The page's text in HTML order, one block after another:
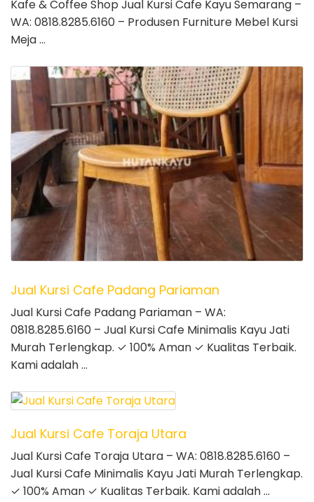
Kafe & Coffee Shop Jual Kursi Cafe Kayu Semarang –
WA: 0818.8285.6160 – Produsen Furniture Mebel Kursi
Meja …
Jual Kursi Cafe Padang Pariaman
Jual Kursi Cafe Padang Pariaman – WA:
0818.8285.6160 – Jual Kursi Cafe Minimalis Kayu Jati
Murah Terlengkap. ✓ 100% Aman ✓ Kualitas Terbaik.
Kami adalah …
Jual Kursi Cafe Toraja Utara
Jual Kursi Cafe Toraja Utara – WA: 0818.8285.6160 –
Jual Kursi Cafe Minimalis Kayu Jati Murah Terlengkap.
✓ 100% Aman ✓ Kualitas Terbaik. Kami adalah …